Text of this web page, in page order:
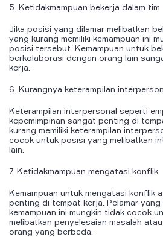
5. Ketidakmampuan bekerja dalam tim
Jika posisi yang dilamar melibatkan
yang kurang memiliki kemampuan ini
posisi tersebut. Kemampuan untuk
berkolaborasi dengan orang lain
kerja.
6. Kurangnya keterampilan
Keterampilan interpersonal seperti
kepemimpinan sangat penting di
kurang memiliki keterampilan
cocok untuk posisi yang melibatkan
lain.
7. Ketidakmampuan mengatasi konflik
Kemampuan untuk mengatasi konflik
penting di tempat kerja. Pelamar yang
kemampuan ini mungkin tidak cocok
melibatkan penyelesaian masalah
orang yang berbeda.